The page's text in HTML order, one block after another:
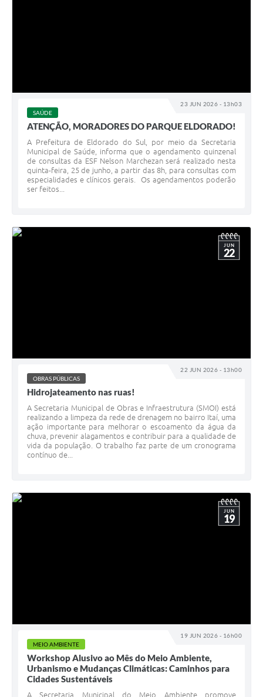
23 JUN 2026 - 13h03
SAÚDE
ATENÇÃO, MORADORES DO PARQUE ELDORADO!
A Prefeitura de Eldorado do Sul, por meio da Secretaria
Municipal de Saúde, informa que o agendamento quinzenal
de consultas da ESF Nelson Marchezan será realizado nesta
quinta-feira, 25 de junho, a partir das 8h, para consultas com
especialidades e clínicos gerais. Os agendamentos poderão
ser feitos...
22 JUN 2026 - 13h00
JUN
22
OBRAS PÚBLICAS
Hidrojateamento nas ruas!
A Secretaria Municipal de Obras e Infraestrutura (SMOI) está
realizando a limpeza da rede de drenagem no bairro Itaí, uma
ação importante para melhorar o escoamento da água da
chuva, prevenir alagamentos e contribuir para a qualidade de
vida da população. O trabalho faz parte de um cronograma
contínuo de...
19 JUN 2026 - 16h00
JUN
19
MEIO AMBIENTE
Workshop Alusivo ao Mês do Meio Ambiente,
Urbanismo e Mudanças Climáticas: Caminhos para
Cidades Sustentáveis
A Secretaria Municipal do Meio Ambiente promove